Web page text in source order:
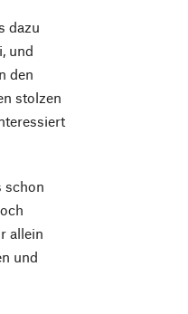
dazu
und
den
stolzen
schon
allein
und